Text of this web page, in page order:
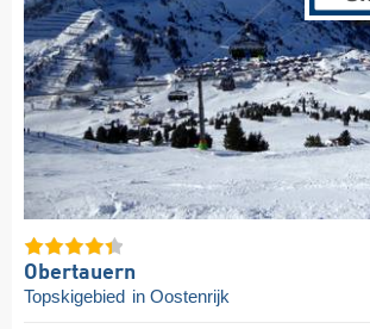
Obertauern
Topskigebied in Oostenrijk